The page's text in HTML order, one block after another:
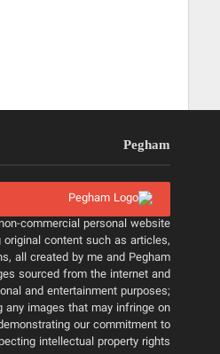
Pegham
commercial personal website
content such as articles,
all created by me and Pegham
sourced from the internet and
and entertainment purposes;
any images that may infringe on
our commitment to
intellectual property rights.